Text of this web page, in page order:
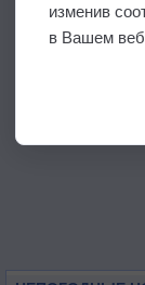
изменив
в Вашем